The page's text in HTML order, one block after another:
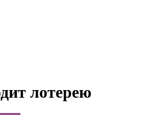
лотерею